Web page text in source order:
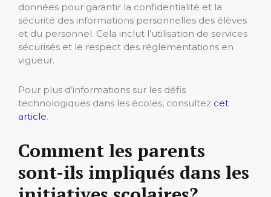
données pour garantir la confidentialité et la
sécurité des informations personnelles des élèves
et du personnel. Cela inclut l’utilisation de services
sécurisés et le respect des réglementations en
vigueur.
Pour plus d’informations sur les défis
technologiques dans les écoles, consultez cet
article.
Comment les parents
sont-ils impliqués dans les